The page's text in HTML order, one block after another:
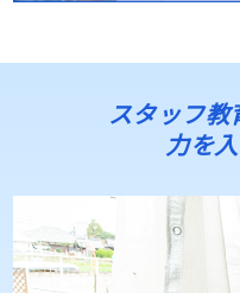
スタッフ教
力を